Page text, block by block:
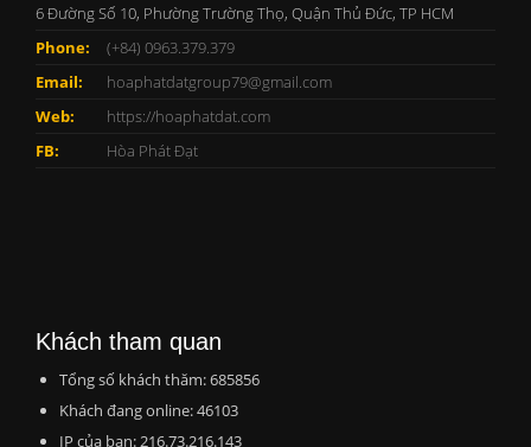
6 Đường Số 10, Phường Trường Thọ, Quận Thủ Đức, TP HCM
Phone:
(+84) 0963.379.379
Email:
hoaphatdatgroup79@gmail.com
Web:
https://hoaphatdat.com
FB:
Hòa Phát Đạt
Khách tham quan
Tổng số khách thăm: 685856
Khách đang online: 46103
IP của bạn: 216.73.216.143